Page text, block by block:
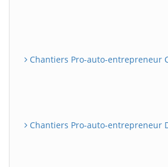
Chantiers Pro-auto-entrepreneur
Chantiers Pro-auto-entrepreneur